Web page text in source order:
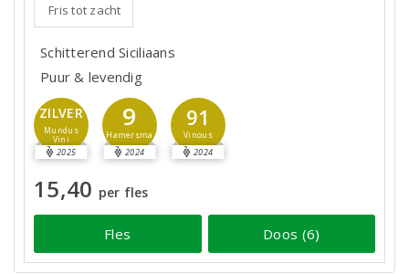
Fris tot zacht
Schitterend Siciliaans
Puur & levendig
ZILVER
Mundus
Vini
2025
9
Hamersma
2024
91
Vinous
2024
15,40 per fles
Fles Doos (6)